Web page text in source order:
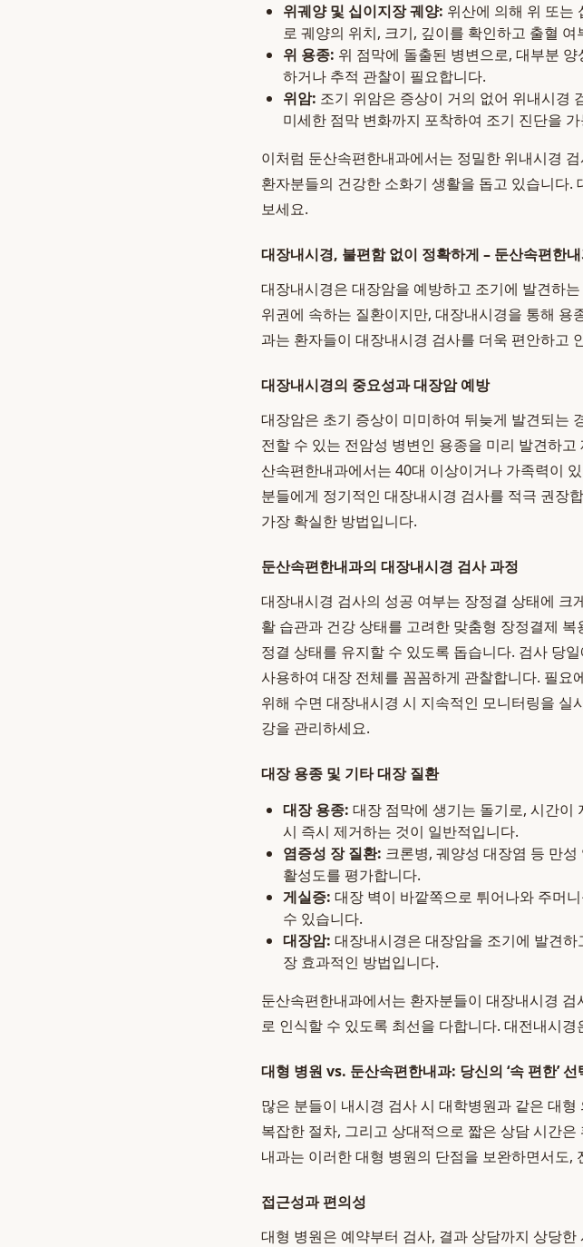
위궤양 및 십이지장 궤양: 위산에 의해 위 또는
로 궤양의 위치, 크기, 깊이를 확인하고 출혈 여
위 용종: 위 점막에 돌출된 병변으로, 대부분
하거나 추적 관찰이 필요합니다.
위암: 조기 위암은 증상이 거의 없어 위내시경
미세한 점막 변화까지 포착하여 조기 진단을
이처럼 둔산속편한내과에서는 정밀한 위내시경
환자분들의 건강한 소화기 생활을 돕고 있습니다
보세요.
대장내시경, 불편함 없이 정확하게 – 둔산속편한
대장내시경은 대장암을 예방하고 조기에 발견하
위권에 속하는 질환이지만, 대장내시경을 통해
과는 환자들이 대장내시경 검사를 더욱 편안하고
대장내시경의 중요성과 대장암 예방
대장암은 초기 증상이 미미하여 뒤늦게 발견되는
전할 수 있는 전암성 병변인 용종을 미리 발견하
산속편한내과에서는 40대 이상이거나 가족력이
분들에게 정기적인 대장내시경 검사를 적극 권장
가장 확실한 방법입니다.
둔산속편한내과의 대장내시경 검사 과정
대장내시경 검사의 성공 여부는 장정결 상태에 크
활 습관과 건강 상태를 고려한 맞춤형 장정결제
정결 상태를 유지할 수 있도록 돕습니다. 검사 당
사용하여 대장 전체를 꼼꼼하게 관찰합니다. 필
위해 수면 대장내시경 시 지속적인 모니터링을
강을 관리하세요.
대장 용종 및 기타 대장 질환
대장 용종: 대장 점막에 생기는 돌기로, 시간이
시 즉시 제거하는 것이 일반적입니다.
염증성 장 질환: 크론병, 궤양성 대장염 등 만
활성도를 평가합니다.
게실증: 대장 벽이 바깥쪽으로 튀어나와 주머
수 있습니다.
대장암: 대장내시경은 대장암을 조기에 발견
장 효과적인 방법입니다.
둔산속편한내과에서는 환자분들이 대장내시경
로 인식할 수 있도록 최선을 다합니다. 대전내시
대형 병원 vs. 둔산속편한내과: 당신의 ‘속 편한’ 선
많은 분들이 내시경 검사 시 대학병원과 같은 대
복잡한 절차, 그리고 상대적으로 짧은 상담 시간
내과는 이러한 대형 병원의 단점을 보완하면서도
접근성과 편의성
대형 병원은 예약부터 검사, 결과 상담까지 상당